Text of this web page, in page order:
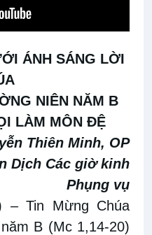
ÁNH SÁNG LỜI
NIÊN NĂM B
LÀM MÔN ĐỆ
Thiên Minh, OP
Dịch Các giờ kinh
Phụng vụ
– Tin Mừng Chúa
B (Mc 1,14-20)